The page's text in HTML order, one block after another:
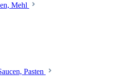
Mehl
Pasten